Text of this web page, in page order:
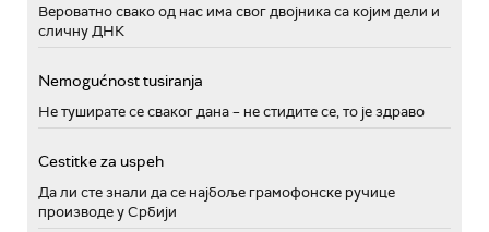
Вероватно свако од нас има свог двојника са којим дели и
сличну ДНК
Nemogućnost tusiranja
Не туширате се сваког дана – не стидите се, то је здраво
Cestitke za uspeh
Да ли сте знали да се најбоље грамофонске ручице
производе у Србији